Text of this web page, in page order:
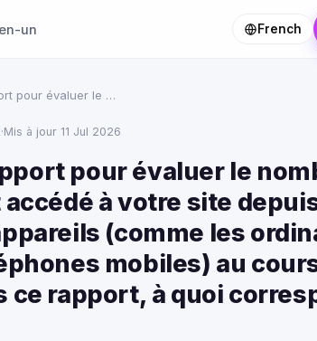
un French
pour évaluer le …
·Mis à jour 11 Jul 2026
pour évaluer le
à votre site
(comme les
mobiles) au
ce rapport, à quoi